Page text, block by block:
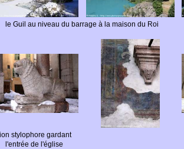
le Guil au niveau du barrage à la maison du Roi
lion stylophore gardant
l'entrée de l'église